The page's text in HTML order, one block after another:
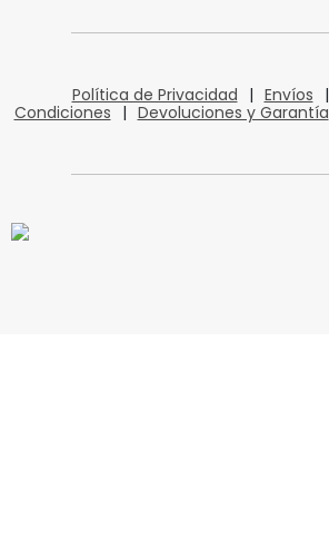
Política de Privacidad | Envíos |
Condiciones | Devoluciones y Garantía